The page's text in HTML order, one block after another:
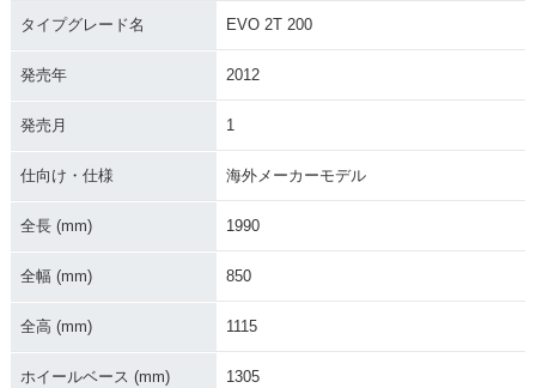
タイプグレード名 EVO 2T 200
発売年 2012
発売月 1
仕向け・仕様 海外メーカーモデル
全長 (mm) 1990
全幅 (mm) 850
全高 (mm) 1115
ホイールベース (mm) 1305